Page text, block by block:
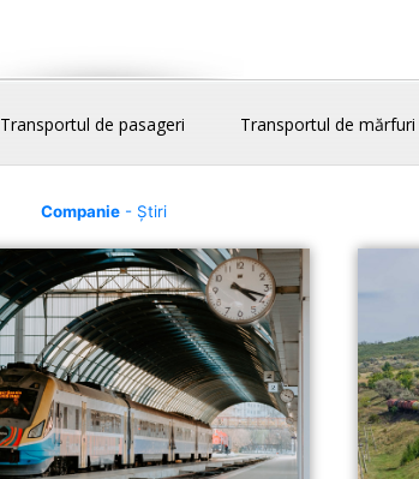
Transportul de pasageri Transportul de mărfuri
Companie- Știri